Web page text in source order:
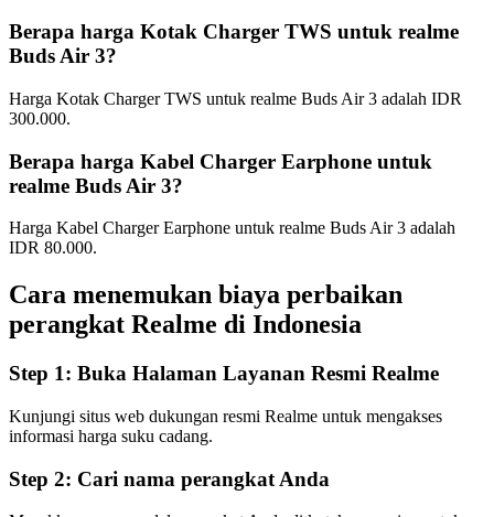
Berapa harga Kotak Charger TWS untuk realme
Buds Air 3?
Harga Kotak Charger TWS untuk realme Buds Air 3 adalah IDR
300.000.
Berapa harga Kabel Charger Earphone untuk
realme Buds Air 3?
Harga Kabel Charger Earphone untuk realme Buds Air 3 adalah
IDR 80.000.
Cara menemukan biaya perbaikan
perangkat Realme di Indonesia
Step 1: Buka Halaman Layanan Resmi Realme
Kunjungi situs web dukungan resmi Realme untuk mengakses
informasi harga suku cadang.
Step 2: Cari nama perangkat Anda